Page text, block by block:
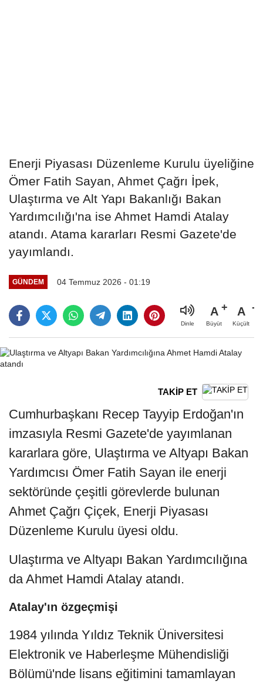
Enerji Piyasası Düzenleme Kurulu üyeliğine
Ömer Fatih Sayan, Ahmet Çağrı İpek,
Ulaştırma ve Alt Yapı Bakanlığı Bakan
Yardımcılığı'na ise Ahmet Hamdi Atalay
atandı. Atama kararları Resmi Gazete'de
yayımlandı.
GÜNDEM 04 Temmuz 2026 - 01:19
Dinle
A
Büyüt
A
Küçült
TAKİP ET
Cumhurbaşkanı Recep Tayyip Erdoğan'ın
imzasıyla Resmi Gazete'de yayımlanan
kararlara göre, Ulaştırma ve Altyapı Bakan
Yardımcısı Ömer Fatih Sayan ile enerji
sektöründe çeşitli görevlerde bulunan
Ahmet Çağrı Çiçek, Enerji Piyasası
Düzenleme Kurulu üyesi oldu.
Ulaştırma ve Altyapı Bakan Yardımcılığına
da Ahmet Hamdi Atalay atandı.
Atalay'ın özgeçmişi
1984 yılında Yıldız Teknik Üniversitesi
Elektronik ve Haberleşme Mühendisliği
Bölümü'nde lisans eğitimini tamamlayan